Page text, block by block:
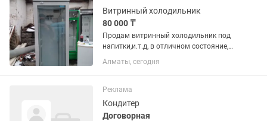
ПИСАТЬ,ТОЛЬКО ТЕМ, КТО...
Витринный холодильник
80 000 ₸
Продам витринный холодильник под
напитки,и.т.д, в отличном состояние,
идеально работает,гарантия
есть,доставка 5000-т,разные размеры
Алматы, сегодня
Реклама
Кондитер
Договорная